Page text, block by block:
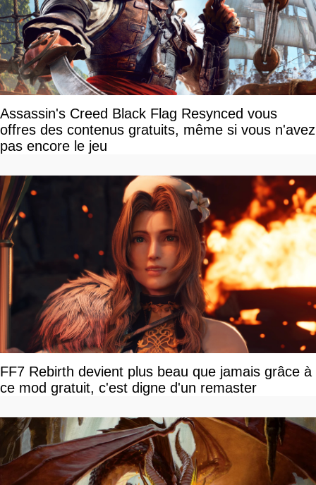
Assassin's Creed Black Flag Resynced vous
offres des contenus gratuits, même si vous n'avez
pas encore le jeu
FF7 Rebirth devient plus beau que jamais grâce à
ce mod gratuit, c'est digne d'un remaster